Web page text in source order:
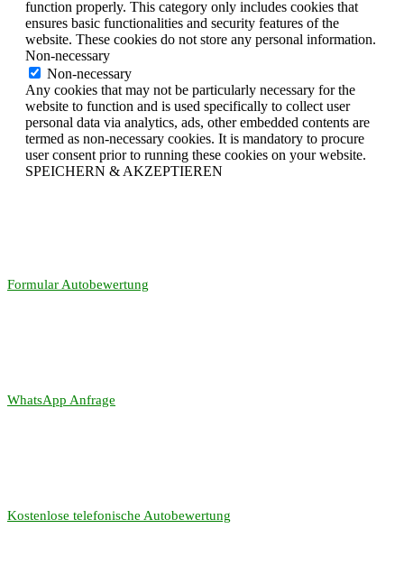
function properly. This category only includes cookies that
ensures basic functionalities and security features of the
website. These cookies do not store any personal information.
Non-necessary
Non-necessary
Any cookies that may not be particularly necessary for the
website to function and is used specifically to collect user
personal data via analytics, ads, other embedded contents are
termed as non-necessary cookies. It is mandatory to procure
user consent prior to running these cookies on your website.
SPEICHERN & AKZEPTIEREN
Formular Autobewertung
WhatsApp Anfrage
Kostenlose telefonische Autobewertung